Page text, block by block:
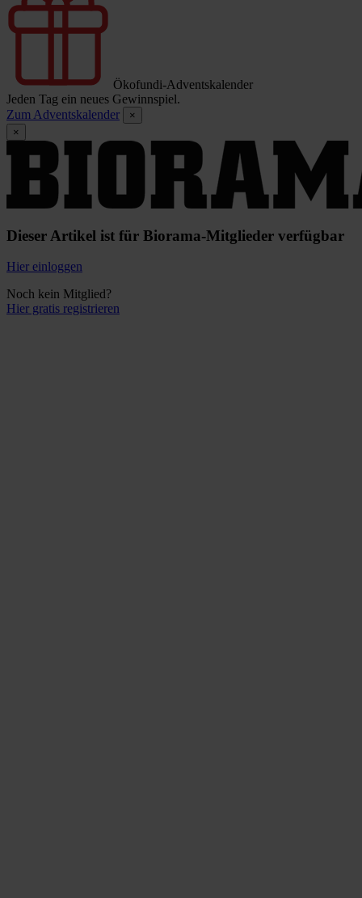
Ökofundi-Adventskalender
Jeden Tag ein neues Gewinnspiel.
Zum Adventskalender
×
×
Dieser Artikel ist für Biorama-Mitglieder verfügbar
Hier einloggen
Noch kein Mitglied?
Hier gratis registrieren